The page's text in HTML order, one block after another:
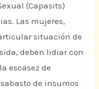
(Capasits)
Las mujeres,
situación de
deben lidiar con
escasez de
de insumos